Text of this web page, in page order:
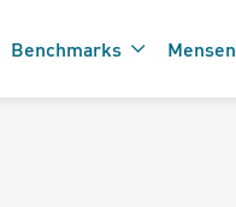
Benchmarks Mensen